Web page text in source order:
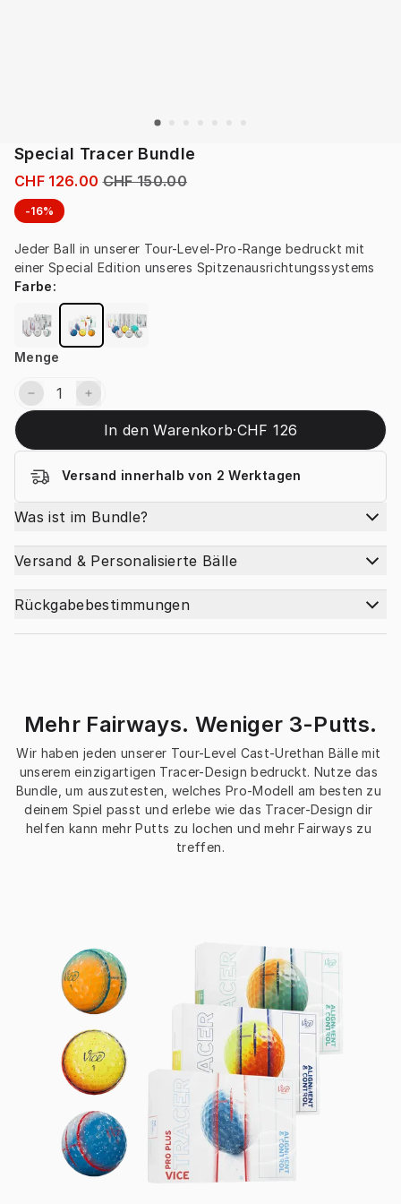
Special Tracer Bundle
CHF 126.00 CHF 150.00
-16%
Jeder Ball in unserer Tour-Level-Pro-Range bedruckt mit
einer Special Edition unseres Spitzenausrichtungssystems
Farbe:
Menge
In den Warenkorb·CHF 126
Versand innerhalb von 2 Werktagen
Was ist im Bundle?
Versand & Personalisierte Bälle
Rückgabebestimmungen
Mehr Fairways. Weniger 3-Putts.
Wir haben jeden unserer Tour-Level Cast-Urethan Bälle mit
unserem einzigartigen Tracer-Design bedruckt. Nutze das
Bundle, um auszutesten, welches Pro-Modell am besten zu
deinem Spiel passt und erlebe wie das Tracer-Design dir
helfen kann mehr Putts zu lochen und mehr Fairways zu
treffen.